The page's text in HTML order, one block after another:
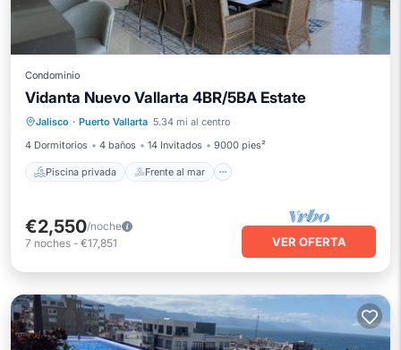
Condominio
Vidanta Nuevo Vallarta 4BR/5BA Estate
Jalisco · Puerto Vallarta 5.34 mi al centro
4 Dormitorios
4 baños 14 Invitados 9000 pies²
Piscina privada Frente al mar
Piscina privada
Frente al mar
Bañera de hidromasaje
Aparcamiento
€2,550/noche
7 noches - €17,851 VER OFERTA